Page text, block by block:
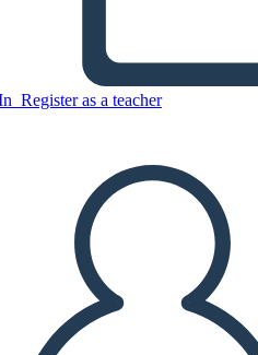
Register as a teacher
per i Bambini
A STORYBOARD
READ TO ME